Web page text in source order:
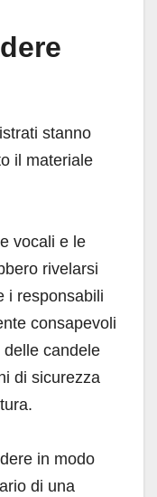
stanno
il materiale
vocali e le
rivelarsi
i responsabili
consapevoli
delle candele
di sicurezza
in modo
di una